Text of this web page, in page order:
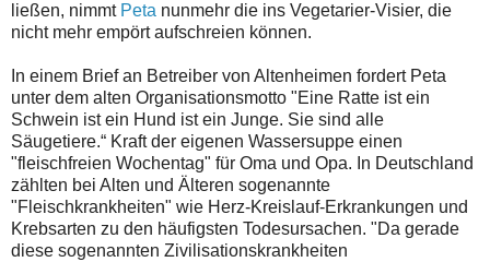
ließen, nimmt Peta nunmehr die ins Vegetarier-Visier, die
nicht mehr empört aufschreien können.
In einem Brief an Betreiber von Altenheimen fordert Peta
unter dem alten Organisationsmotto "Eine Ratte ist ein
Schwein ist ein Hund ist ein Junge. Sie sind alle
Säugetiere.“ Kraft der eigenen Wassersuppe einen
"fleischfreien Wochentag" für Oma und Opa. In Deutschland
zählten bei Alten und Älteren sogenannte
"Fleischkrankheiten" wie Herz-Kreislauf-Erkrankungen und
Krebsarten zu den häufigsten Todesursachen. "Da gerade
diese sogenannten Zivilisationskrankheiten